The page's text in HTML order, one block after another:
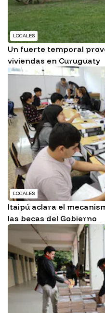
LOCALES
Un fuerte temporal
viviendas en Curuguaty
LOCALES
Itaipú aclara el
las becas del Gobierno